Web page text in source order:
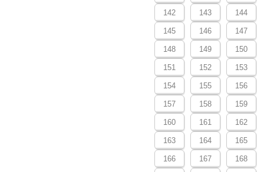
142 143 144
145 146 147
148 149 150
151 152 153
154 155 156
157 158 159
160 161 162
163 164 165
166 167 168